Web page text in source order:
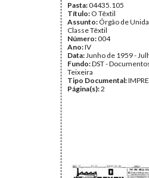
Pasta:04435.105
Título: O Têxtil
Assunto: Órgão de
Classe Têxtil
Número:004
Ano:IV
Data:Junho de 1959 -
Fundo:DST -
Teixeira
Tipo Documental:
Página(s):2